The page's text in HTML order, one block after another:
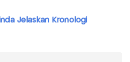
Jelaskan Kronologi